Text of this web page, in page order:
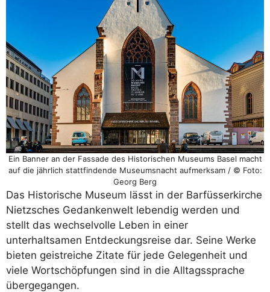
Ein Banner an der Fassade des Historischen Museums Basel macht
auf die jährlich stattfindende Museumsnacht aufmerksam / © Foto:
Georg Berg
Das Historische Museum lässt in der Barfüsserkirche
Nietzsches Gedankenwelt lebendig werden und
stellt das wechselvolle Leben in einer
unterhaltsamen Entdeckungsreise dar. Seine Werke
bieten geistreiche Zitate für jede Gelegenheit und
viele Wortschöpfungen sind in die Alltagssprache
übergegangen.